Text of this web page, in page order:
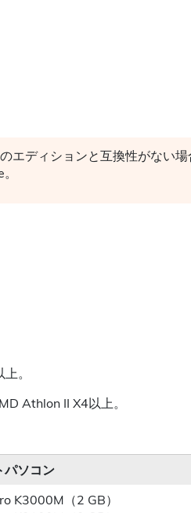
エディションと互換性がない
。
Athlon II X4以上。
パソコン
K3000M（2 GB）